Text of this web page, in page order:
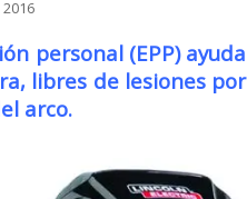
personal (EPP)
libres de lesiones
arco.